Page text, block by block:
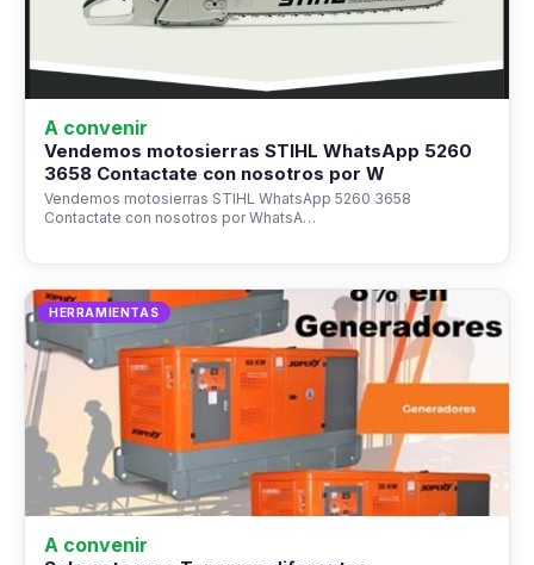
A convenir
Vendemos motosierras STIHL WhatsApp 5260
3658 Contactate con nosotros por W
Vendemos motosierras STIHL WhatsApp 5260 3658
Contactate con nosotros por WhatsA…
HERRAMIENTAS
A convenir